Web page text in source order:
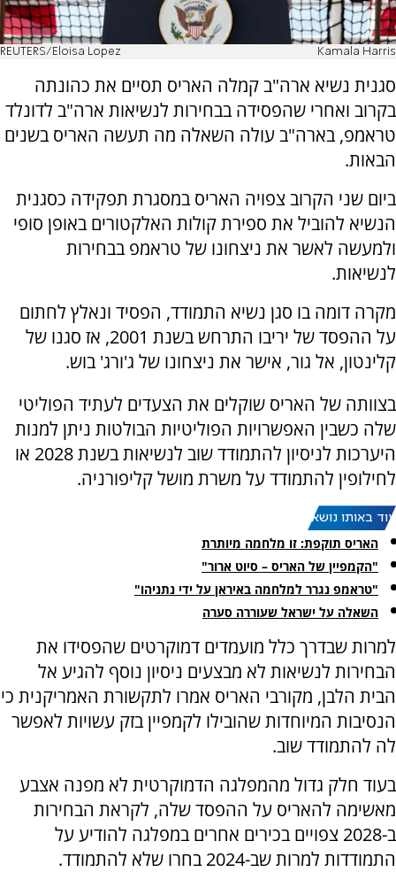
Kamala Harris
REUTERS/Eloisa Lopez
סגנית נשיא ארה"ב קמלה האריס תסיים את כהונתה
בקרוב ואחרי שהפסידה בבחירות לנשיאות ארה"ב לדונלד
טראמפ, בארה"ב עולה השאלה מה תעשה האריס בשנים
הבאות.
ביום שני הקרוב צפויה האריס במסגרת תפקידה כסגנית
הנשיא להוביל את ספירת קולות האלקטורים באופן סופי
ולמעשה לאשר את ניצחונו של טראמפ בבחירות
לנשיאות.
מקרה דומה בו סגן נשיא התמודד, הפסיד ונאלץ לחתום
על ההפסד של יריבו התרחש בשנת 2001, אז סגנו של
קלינטון, אל גור, אישר את ניצחונו של ג'ורג' בוש.
בצוותה של האריס שוקלים את הצעדים לעתיד הפוליטי
שלה כשבין האפשרויות הפוליטיות הבולטות ניתן למנות
היערכות לניסיון להתמודד שוב לנשיאות בשנת 2028 או
לחילופין להתמודד על משרת מושל קליפורניה.
עוד באותו נושא:
האריס תוקפת: זו מלחמה מיותרת
"הקמפיין של האריס – סיוט ארור"
"טראמפ נגרר למלחמה באיראן על ידי נתניהו"
השאלה על ישראל שעוררה סערה
למרות שבדרך כלל מועמדים דמוקרטים שהפסידו את
הבחירות לנשיאות לא מבצעים ניסיון נוסף להגיע אל
הבית הלבן, מקורבי האריס אמרו לתקשורת האמריקנית כי
הנסיבות המיוחדות שהובילו לקמפיין בזק עשויות לאפשר
לה להתמודד שוב.
בעוד חלק גדול מהמפלגה הדמוקרטית לא מפנה אצבע
מאשימה להאריס על ההפסד שלה, לקראת הבחירות
ב-2028 צפויים בכירים אחרים במפלגה להודיע על
התמודדות למרות שב-2024 בחרו שלא להתמודד.